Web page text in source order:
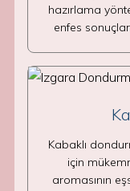
hazırlama
enfes
Kabaklı
için
aromasının